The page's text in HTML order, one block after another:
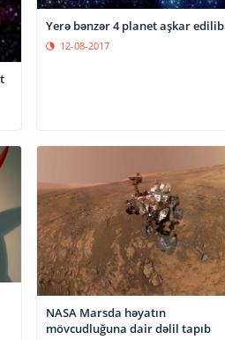
Yerə bənzər 4 planet aşkar edilib
12-08-2017
NASA Marsda həyatın
mövcudluğuna dair dəlil tapıb